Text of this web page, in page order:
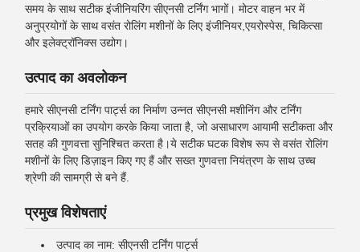
समय के साथ सटीक इंजीनियरिंग सीएनसी टर्निंग भागों। मोटर वाहन भर में
अनुप्रयोगों के साथ वसंत रोलिंग मशीनों के लिए इंजीनियर,एयरोस्पेस, चिकित्सा
और इलेक्ट्रॉनिक्स उद्योग।
उत्पाद का अवलोकन
हमारे सीएनसी टर्निंग पार्ट्स का निर्माण उन्नत सीएनसी मशीनिंग और टर्निंग
प्रक्रियाओं का उपयोग करके किया जाता है, जो असाधारण आयामी सटीकता और
सतह की गुणवत्ता सुनिश्चित करता है।ये सटीक घटक विशेष रूप से वसंत रोलिंग
मशीनों के लिए डिज़ाइन किए गए हैं और सख्त गुणवत्ता नियंत्रण के साथ उच्च
श्रेणी की सामग्री से बने हैं.
प्रमुख विशेषताएं
उत्पाद का नाम: सीएनसी टर्निंग पार्ट्स